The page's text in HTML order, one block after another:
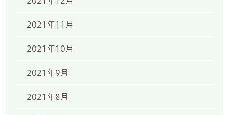
2021年11月
2021年10月
2021年9月
2021年8月